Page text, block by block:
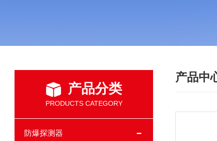
产品分类
PRODUCTS CATEGORY
防爆探测器
产品中